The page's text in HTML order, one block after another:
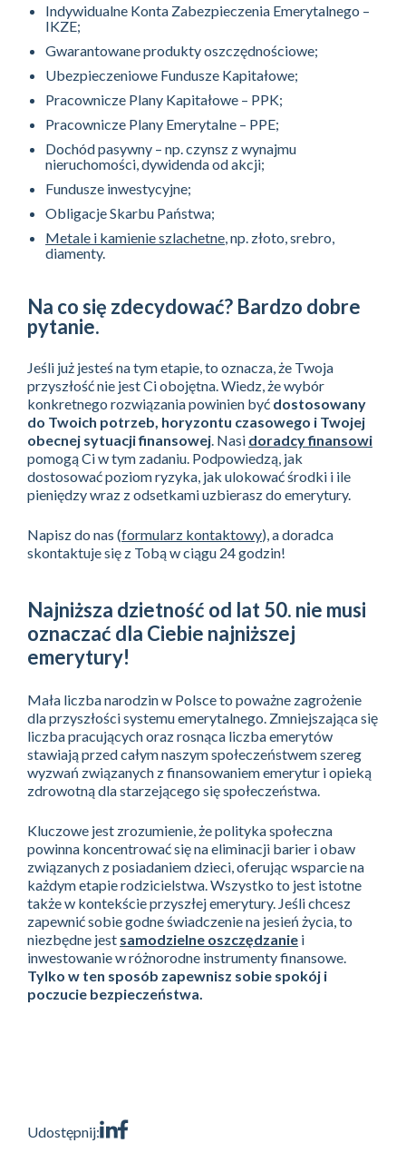
Indywidualne Konta Zabezpieczenia Emerytalnego –
IKZE;
Gwarantowane produkty oszczędnościowe;
Ubezpieczeniowe Fundusze Kapitałowe;
Pracownicze Plany Kapitałowe – PPK;
Pracownicze Plany Emerytalne – PPE;
Dochód pasywny – np. czynsz z wynajmu
nieruchomości, dywidenda od akcji;
Fundusze inwestycyjne;
Obligacje Skarbu Państwa;
Metale i kamienie szlachetne, np. złoto, srebro,
diamenty.
Na co się zdecydować? Bardzo dobre
pytanie.
Jeśli już jesteś na tym etapie, to oznacza, że Twoja
przyszłość nie jest Ci obojętna. Wiedz, że wybór
konkretnego rozwiązania powinien być dostosowany
do Twoich potrzeb, horyzontu czasowego i Twojej
obecnej sytuacji finansowej. Nasi doradcy finansowi
pomogą Ci w tym zadaniu. Podpowiedzą, jak
dostosować poziom ryzyka, jak ulokować środki i ile
pieniędzy wraz z odsetkami uzbierasz do emerytury.
Napisz do nas (formularz kontaktowy), a doradca
skontaktuje się z Tobą w ciągu 24 godzin!
Najniższa dzietność od lat 50. nie musi
oznaczać dla Ciebie najniższej
emerytury!
Mała liczba narodzin w Polsce to poważne zagrożenie
dla przyszłości systemu emerytalnego. Zmniejszająca się
liczba pracujących oraz rosnąca liczba emerytów
stawiają przed całym naszym społeczeństwem szereg
wyzwań związanych z finansowaniem emerytur i opieką
zdrowotną dla starzejącego się społeczeństwa.
Kluczowe jest zrozumienie, że polityka społeczna
powinna koncentrować się na eliminacji barier i obaw
związanych z posiadaniem dzieci, oferując wsparcie na
każdym etapie rodzicielstwa. Wszystko to jest istotne
także w kontekście przyszłej emerytury. Jeśli chcesz
zapewnić sobie godne świadczenie na jesień życia, to
niezbędne jest samodzielne oszczędzanie i
inwestowanie w różnorodne instrumenty finansowe.
Tylko w ten sposób zapewnisz sobie spokój i
poczucie bezpieczeństwa.
Udostępnij: